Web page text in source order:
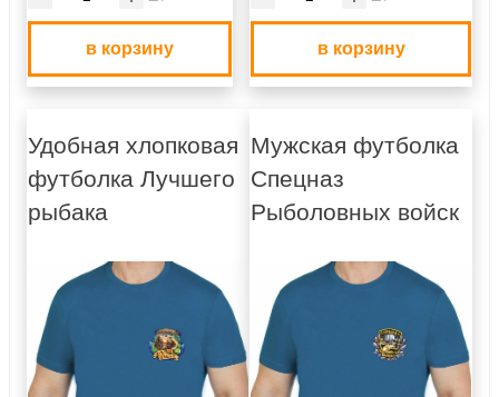
в корзину в корзину
Удобная хлопковая
футболка Лучшего
рыбака
Мужская футболка
Спецназ
Рыболовных войск